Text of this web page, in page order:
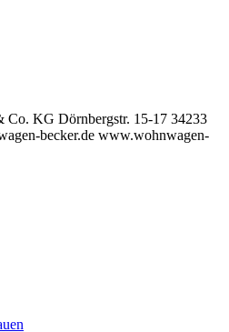
Co. KG Dörnbergstr. 15-17 34233
becker.de www.wohnwagen-